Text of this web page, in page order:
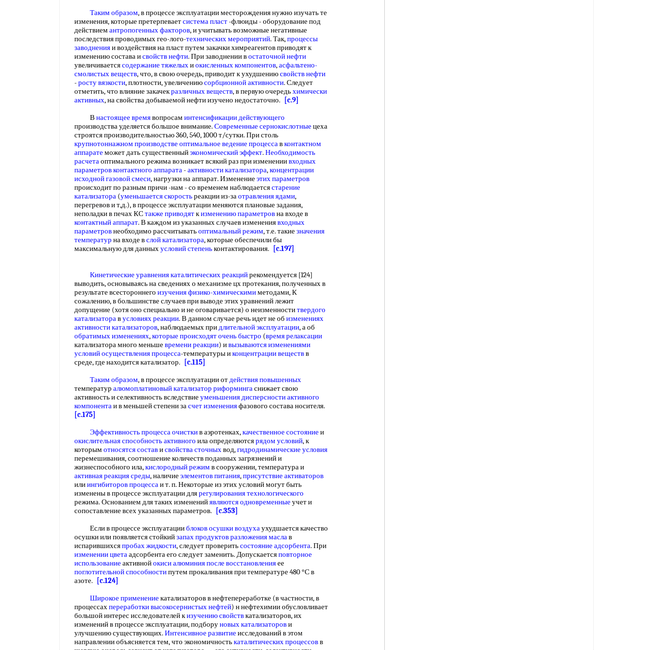
Таким образом, в процессе эксплуатации месторождения нужно изучать те
изменения, которые претерпеваетсистема пласт-флюиды - оборудование под
действием антропогенных факторов, и учитывать возможные негативные
последствия проводимых гео-лого-технических мероприятий. Так,процессы
заводненияи воздействия на пласт путем закачки химреагентов приводят к
изменению состава исвойств нефти. При заводнении востаточной нефти
увеличиваетсясодержание тяжелыхиокисленных компонентов,асфальтено-
смолистых веществ, что, в свою очередь, приводит к ухудшениюсвойств нефти
-росту вязкости, плотности, увеличениюсорбционной активности. Следует
отметить, что влияние закачекразличных веществ, в первую очередьхимически
активных, на свойства добываемой нефти изучено недостаточно.
[c.9]
Внастоящее времявопросам интенсификации действующего
производства уделяется большое внимание.Современные сернокислотные цеха
строятся производительностью 360, 540, 1000 т/сутки. При столь
крупнотоннажном производстве оптимальное ведение процессавконтактном
аппарате может дать существенныйэкономический эффект.Необходимость
расчетаоптимального режима возникает всякий раз при изменениивходных
параметровконтактного аппарата-активности катализатора,концентрации
исходнойгазовой смеси, нагрузки на аппарат. Изменение этих параметров
происходит по разным причи -нам - со временем наблюдаетсястарение
катализатора (уменьшается скоростьреакции из-заотравления ядами,
перегревов и т,д.), в процессе эксплуатации меняются плановые задания,
неполадки в печах КСтакже приводяткизменению параметровна входе в
контактный аппарат. В каждом из указанных случаев изменениявходных
параметровнеобходимо рассчитыватьоптимальный режим, т.е. такие значения
температур на входе вслой катализатора, которые обеспечили бы
максимальную для данныхусловий степеньконтактирования. [c.197]
Кинетические уравнения каталитических реакцийрекомендуется [124]
выводить, основываясь на сведениях о механизме цх протекания, полученных в
результате всестороннего изучения физико-химическимиметодами, К
сожалению, в большинстве случаев при выводе этих уравнений лежит
допущение (хотя оно специально и не оговаривается) о неизменноститвердого
катализаторавусловиях реакции. В данном случае речь идет не об изменениях
активности катализаторов, наблюдаемых придлительной эксплуатации, а об
обратимых изменениях,которые происходяточень быстро (время релаксации
катализатора много меньше времени реакции) ивызываются изменениями
условий осуществления процесса-температуры иконцентрации веществв
среде, где находится катализатор.
[c.115]
Таким образом, в процессе эксплуатации отдействия повышенных
температур алюмоплатиновый катализатор риформингаснижает свою
активность и селективность вследствие уменьшения дисперсностиактивного
компонентаи в меньшей степени засчет измененияфазового состава носителя.
[c.175]
Эффективность процесса очисткив аэротенках,качественное состояние и
окислительная способность активного ила определяютсярядом условий, к
которым относятся состависвойства сточныхвод,гидродинамические условия
перемешивания, соотношение количеств поданных загрязнений и
жизнеспособного ила,кислородный режим в сооружении, температура и
активная реакция среды, наличие элементов питания,присутствие активаторов
илиингибиторов процессаи т. п. Некоторые из этих условий могут быть
изменены в процессе эксплуатации длярегулирования технологического
режима. Основанием для таких измененийявляются одновременные учет и
сопоставление всех указанных параметров.
[c.353]
Если в процессе эксплуатацииблоков осушки воздухаухудшается качество
осушки или появляется стойкийзапах продуктовразложения маслав
испарившихсяпробах жидкости, следует проверитьсостояние адсорбента. При
изменении цветаадсорбента его следует заменить. Допускаетсяповторное
использование активнойокиси алюминияпосле восстановленияее
поглотительной способностипутем прокаливания при температуре 480 °С в
азоте.
[c.124]
Широкое применение катализаторов в нефтепереработке (в частности, в
процессахпереработки высокосернистых нефтей) н нефтехимии обусловливает
большой интерес исследователей кизучению свойствкатализаторов, их
изменений в процессе эксплуатации, подборуновых катализаторови
улучшению существующих.Интенсивное развитие исследований в этом
направлении объясняется тем, что экономичностькаталитических процессовв